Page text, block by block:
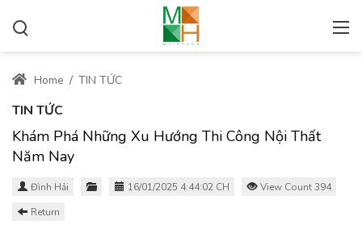
Home / TIN TỨC
TIN TỨC
Khám Phá Những Xu Hướng Thi Công Nội Thất
Năm Nay
Đình Hải 16/01/2025 4:44:02 CH
View Count 394
Return